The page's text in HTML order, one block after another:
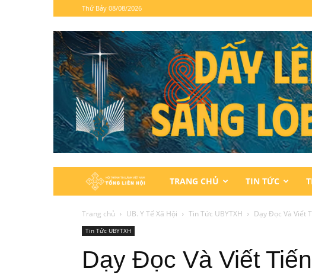
Thứ Bảy 08/08/2026
Hội
Thánh
Lành
TRANG CHỦ TIN TỨC
Trang chủ UB. Y Tế Xã Hội Tin Tức UBYTXH Dạy Đọc Và Viết
Tin Tức UBYTXH
Dạy Đọc Và Viết